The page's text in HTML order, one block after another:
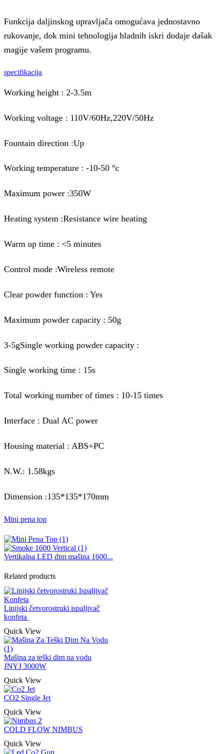
Funkcija daljinskog upravljača omogućava jednostavno
rukovanje, dok mini tehnologija hladnih iskri dodaje dašak
magije vašem programu.
specifikacija
Working height : 2-3.5m
Working voltage : 110V/60Hz,220V/50Hz
Fountain direction :Up
Working temperature : -10-50 °c
Maximum power :350W
Heating system :Resistance wire heating
Warm up time : <5 minutes
Control mode :Wireless remote
Clear powder function : Yes
Maximum powder capacity : 50g
3-5gSingle working powder capacity :
Single working time : 15s
Total working number of times : 10-15 times
Interface : Dual AC power
Housing material : ABS+PC
N.W.: 1.58kgs
Dimension :135*135*170mm
Mini pena top
Vertikalna LED dim mašina 1600...
Related products
Linijski četvorostruki ispaljivač
konfeta
Quick View
Mašina za teški dim na vodu
JNYJ 3000W
Quick View
CO2 Single Jet
Quick View
COLD FLOW NIMBUS
Quick View